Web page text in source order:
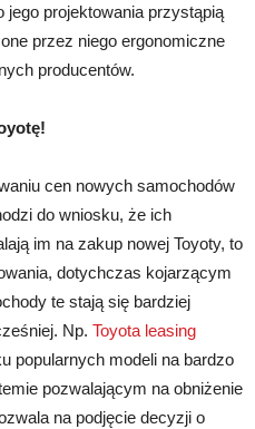
jego projektowania przystąpią
przez niego ergonomiczne
producentów.
cen nowych samochodów
do wniosku, że ich
im na zakup nowej Toyoty, to
dotychczas kojarzącym
te stają się bardziej
Np. Toyota leasing
popularnych modeli na bardzo
pozwalającym na obniżenie
na podjęcie decyzji o